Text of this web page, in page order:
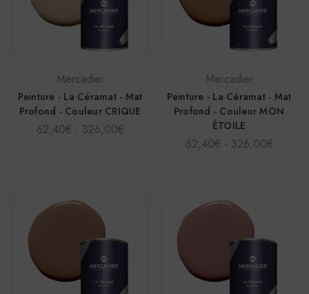
Mercadier
Peinture - La Céramat - Mat
Profond - Couleur CRIQUE
62,40€ - 326,00€
Mercadier
Peinture - La Céramat - Mat
Profond - Couleur MON
ÉTOILE
62,40€ - 326,00€